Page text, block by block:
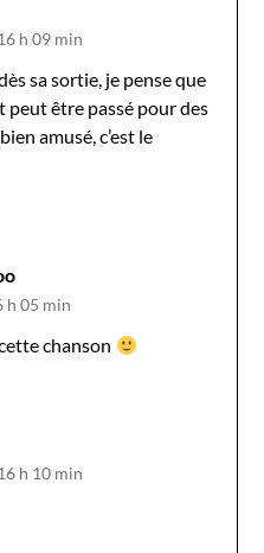
h 09 min
sa sortie, je pense que
peut être passé pour des
amusé, c’est le
h 05 min
chanson
h 10 min